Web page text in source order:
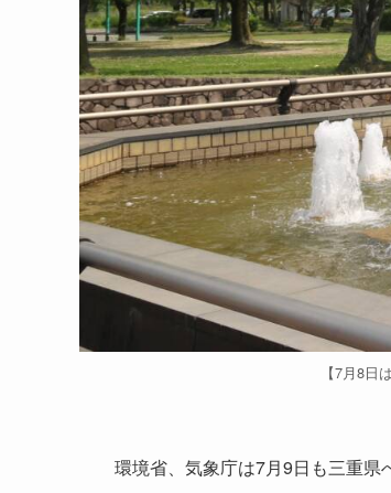
【7月8日
環境省、気象庁は7月9日も三重県